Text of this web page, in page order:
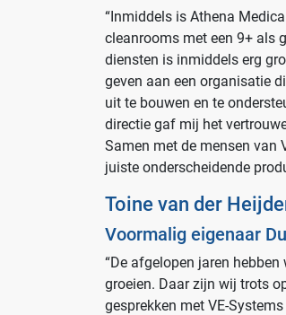
“Inmiddels is Athena
cleanrooms met een 9+ als
diensten is inmiddels erg
geven aan een organisatie
uit te bouwen en te
directie gaf mij het
Samen met de mensen van
juiste onderscheidende
Toine van der
Voormalig eigenaar
“De afgelopen jaren
groeien. Daar zijn wij trots
gesprekken met VE-
Zorginstellingen
Laboratoria
Cleanrooms
Logistiek en
Afvalinzamelaars
Farmaceutische
Solutions
RVS
Modulaire